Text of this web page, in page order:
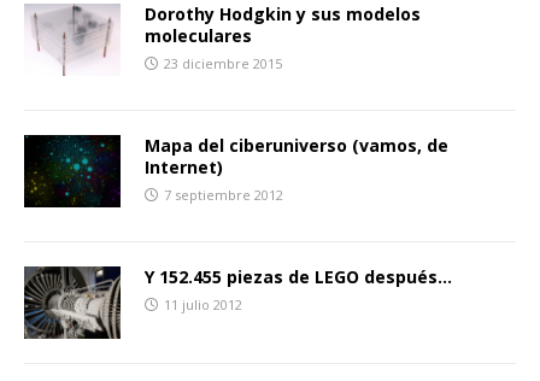
Dorothy Hodgkin y sus modelos
moleculares
23 diciembre 2015
Mapa del ciberuniverso (vamos, de
Internet)
7 septiembre 2012
Y 152.455 piezas de LEGO después…
11 julio 2012